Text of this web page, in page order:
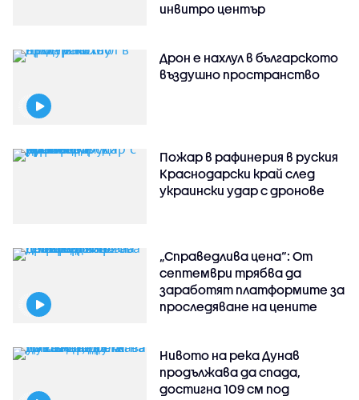
инвитро център
Дрон е нахлул в българското
въздушно пространство
Пожар в рафинерия в руския
Краснодарски край след
украински удар с дронове
„Справедлива цена“: От
септември трябва да
заработят платформите за
проследяване на цените
Нивото на река Дунав
продължава да спада,
достигна 109 см под